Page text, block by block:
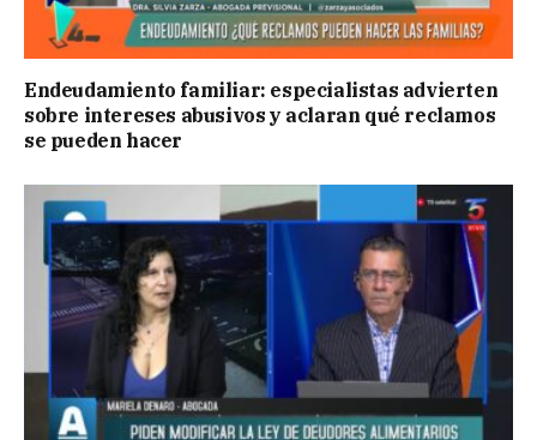
Endeudamiento familiar: especialistas advierten
sobre intereses abusivos y aclaran qué reclamos
se pueden hacer